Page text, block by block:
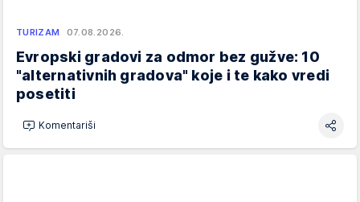
TURIZAM 07.08.2026.
Evropski gradovi za odmor bez gužve: 10
"alternativnih gradova" koje i te kako vredi
posetiti
Komentariši